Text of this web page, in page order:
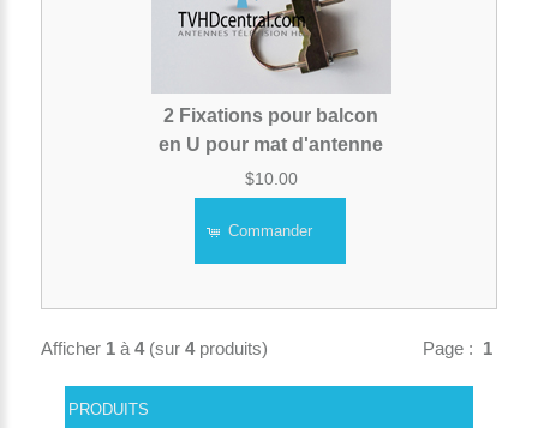
2 Fixations pour balcon
en U pour mat d'antenne
$10.00
Commander
Page : 1
Afficher 1à 4(sur 4produits)
PRODUITS